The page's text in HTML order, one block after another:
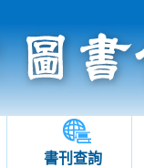
書刊查詢